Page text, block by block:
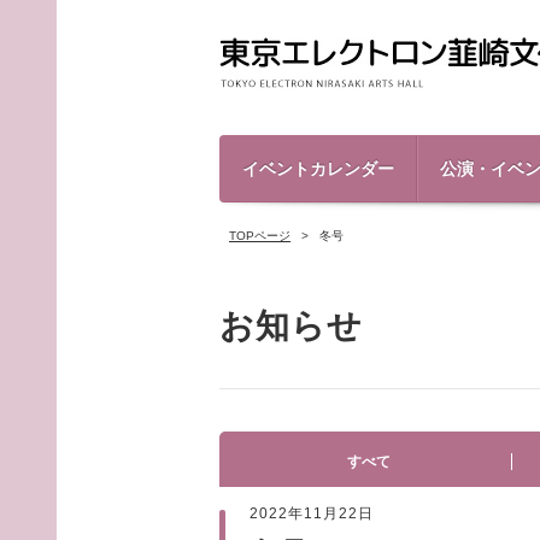
イベントカレンダー 公演・イベ
TOPページ 冬号
お知らせ
すべて
2022年11月22日